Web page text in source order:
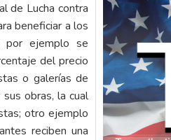
de Lucha contra
beneficiar a los
por ejemplo se
del precio
o galerías de
obras, la cual
otro ejemplo
reciben una